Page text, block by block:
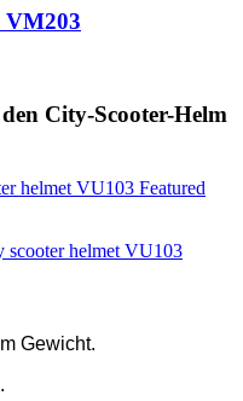
City-Scooter-Helm
Gewicht.